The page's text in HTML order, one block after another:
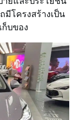
มีโครงสร้างเป็น
ก็บของ